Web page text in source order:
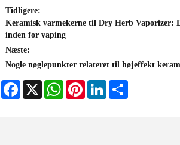
Tidligere:
Keramisk varmekerne til Dry Herb Vaporizer:
inden for vaping
Næste:
Nogle nøglepunkter relateret til højeffekt
Facebook
X WhatsAppPinterestLinkedIn